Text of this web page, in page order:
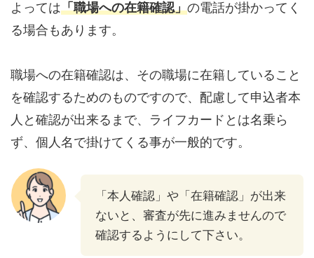
よっては「職場への在籍確認」の電話が掛かってく
る場合もあります。
職場への在籍確認は、その職場に在籍していること
を確認するためのものですので、配慮して申込者本
人と確認が出来るまで、ライフカードとは名乗ら
ず、個人名で掛けてくる事が一般的です。
「本人確認」や「在籍確認」が出来
ないと、審査が先に進みませんので
確認するようにして下さい。